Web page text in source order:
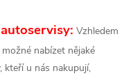
Vzhledem
nabízet nějaké
kteří u nás nakupují,